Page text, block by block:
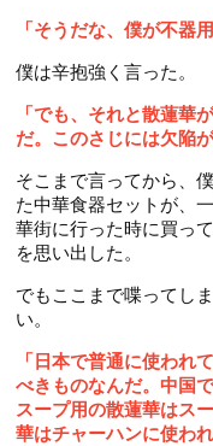
「そうだな、僕が不器
僕は辛抱強く言った。
「でも、それと散蓮華
だ。このさじには欠陥
そこまで言ってから、
た中華食器セットが、
華街に行った時に買っ
を思い出した。
でもここまで喋ってし
い。
「日本で普通に使われ
べきものなんだ。中国
スープ用の散蓮華はス
華はチャーハンに使われ